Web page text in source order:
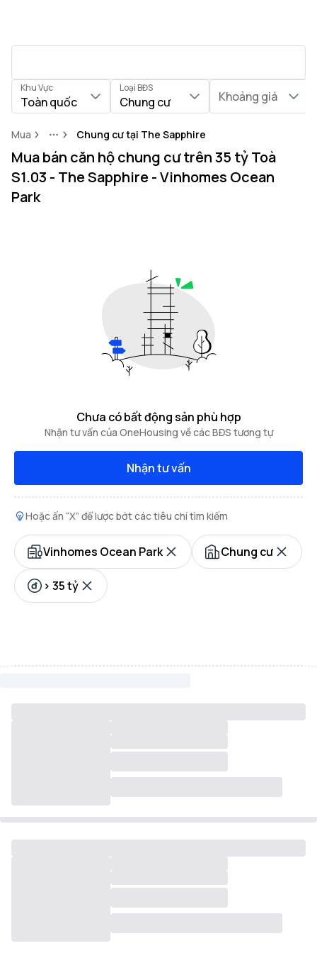
Khu Vực
Toàn quốc
Loại BĐS
Chung cư Khoảng giá
Mua MoreChung cư tại The Sapphire
Mua bán căn hộ chung cư trên 35 tỷ Toà
S1.03 - The Sapphire - Vinhomes Ocean
Park
Chưa có bất động sản phù hợp
Nhận tư vấn của OneHousing về các BĐS tương tự
Nhận tư vấn
Hoặc ấn “X” để lược bớt các tiêu chí tìm kiếm
Vinhomes Ocean Park Chung cư
> 35 tỷ